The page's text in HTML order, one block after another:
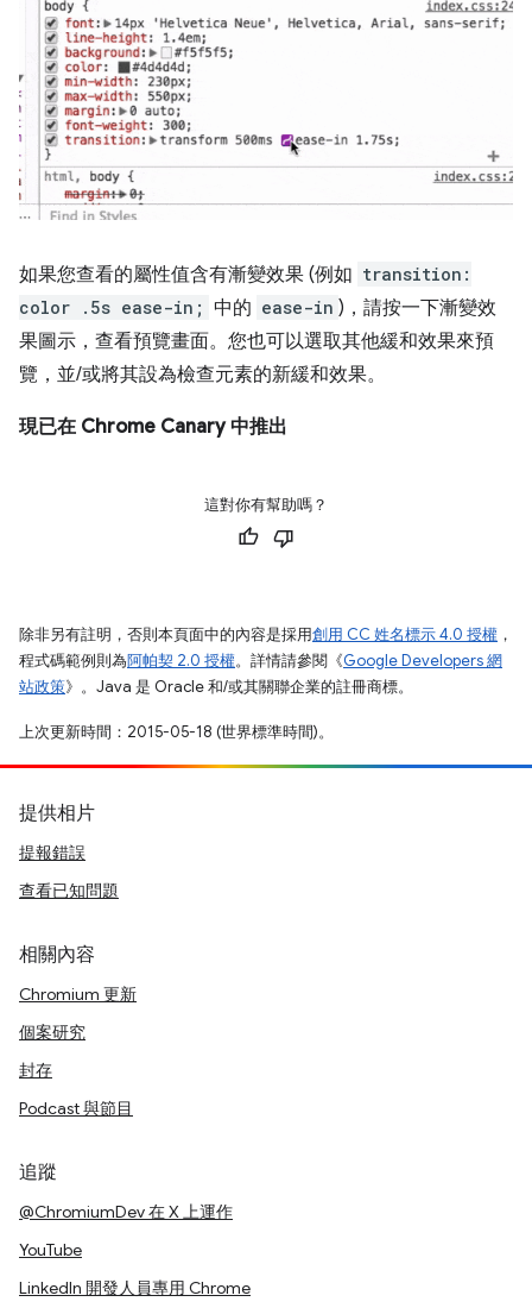
如果您查看的屬性值含有漸變效果 (例如 transition:
color .5s ease-in; 中的 ease-in )，請按一下漸變效
果圖示，查看預覽畫面。您也可以選取其他緩和效果來預
覽，並/或將其設為檢查元素的新緩和效果。
現已在 Chrome Canary 中推出
這對你有幫助嗎？
除非另有註明，否則本頁面中的內容是採用創用 CC 姓名標示 4.0 授權 ，
程式碼範例則為阿帕契 2.0 授權。詳情請參閱《Google Developers 網
站政策》。Java 是 Oracle 和/或其關聯企業的註冊商標。
上次更新時間：2015-05-18 (世界標準時間)。
提供相片
提報錯誤
查看已知問題
相關內容
Chromium 更新
個案研究
封存
Podcast 與節目
追蹤
@ChromiumDev 在 X 上運作
YouTube
LinkedIn 開發人員專用 Chrome